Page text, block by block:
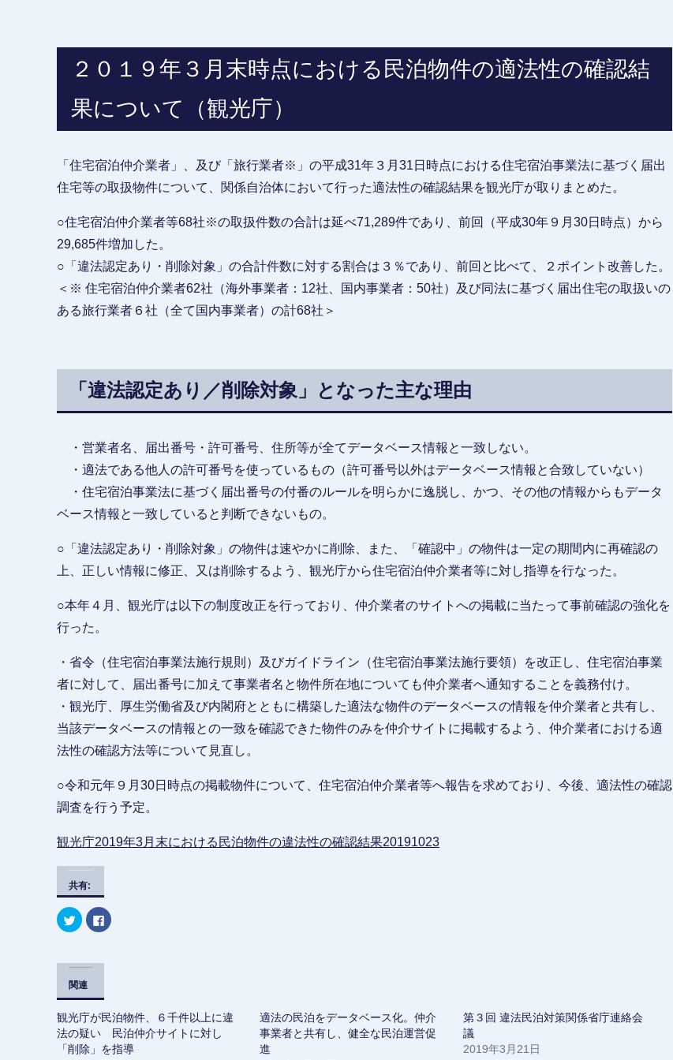
２０１９年３月末時点における民泊物件の適法性の確認結
果について（観光庁）
「住宅宿泊仲介業者」、及び「旅行業者※」の平成31年３月31日時点における住宅宿泊事業法に基づく届出
住宅等の取扱物件について、関係自治体において行った適法性の確認結果を観光庁が取りまとめた。
○住宅宿泊仲介業者等68社※の取扱件数の合計は延べ71,289件であり、前回（平成30年９月30日時点）から
29,685件増加した。
○「違法認定あり・削除対象」の合計件数に対する割合は３％であり、前回と比べて、２ポイント改善した。
＜※ 住宅宿泊仲介業者62社（海外事業者：12社、国内事業者：50社）及び同法に基づく届出住宅の取扱いの
ある旅行業者６社（全て国内事業者）の計68社＞
「違法認定あり／削除対象」となった主な理由
・営業者名、届出番号・許可番号、住所等が全てデータベース情報と一致しない。
・適法である他人の許可番号を使っているもの（許可番号以外はデータベース情報と合致していない）
・住宅宿泊事業法に基づく届出番号の付番のルールを明らかに逸脱し、かつ、その他の情報からもデータ
ベース情報と一致していると判断できないもの。
○「違法認定あり・削除対象」の物件は速やかに削除、また、「確認中」の物件は一定の期間内に再確認の
上、正しい情報に修正、又は削除するよう、観光庁から住宅宿泊仲介業者等に対し指導を行なった。
○本年４月、観光庁は以下の制度改正を行っており、仲介業者のサイトへの掲載に当たって事前確認の強化を
行った。
・省令（住宅宿泊事業法施行規則）及びガイドライン（住宅宿泊事業法施行要領）を改正し、住宅宿泊事業
者に対して、届出番号に加えて事業者名と物件所在地についても仲介業者へ通知することを義務付け。
・観光庁、厚生労働省及び内閣府とともに構築した適法な物件のデータベースの情報を仲介業者と共有し、
当該データベースの情報との一致を確認できた物件のみを仲介サイトに掲載するよう、仲介業者における適
法性の確認方法等について見直し。
○令和元年９月30日時点の掲載物件について、住宅宿泊仲介業者等へ報告を求めており、今後、適法性の確認
調査を行う予定。
観光庁2019年3月末における民泊物件の違法性の確認結果20191023
共有:
ク
リ
て
w
i
t
t
e
r
で
共
F
a
有
す
る
に
は
関連
観光庁が民泊物件、６千件以上に違
法の疑い 民泊仲介サイトに対し
「削除」を指導
適法の民泊をデータベース化。仲介
事業者と共有し、健全な民泊運営促
進
第３回 違法民泊対策関係省庁連絡会
議
2019年3月21日